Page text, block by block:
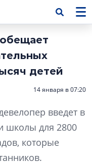
детей
14 января в 07:20
введет в
школы для 2800
которые